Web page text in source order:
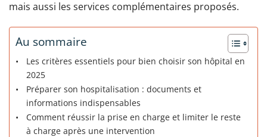
mais aussi les services complémentaires proposés.
Au sommaire
Les critères essentiels pour bien choisir son hôpital en
2025
Préparer son hospitalisation : documents et
informations indispensables
Comment réussir la prise en charge et limiter le reste
à charge après une intervention